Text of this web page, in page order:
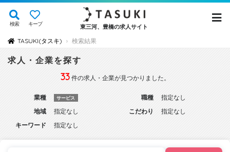
検索 キープ 東三河、豊橋の求人サイト
TASUKI(タスキ) › 検索結果
求人・企業を探す
33件の求人・企業が見つかりました。
業種 サービス 職種
指定なし
地域
指定なし こだわり
指定なし
キーワード
指定なし